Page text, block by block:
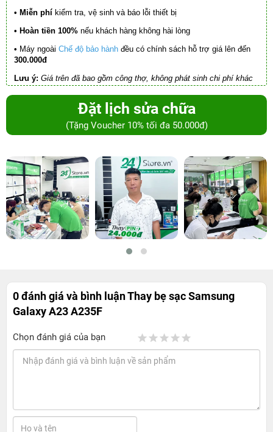
• Miễn phí kiểm tra, vệ sinh và báo lỗi thiết bị
• Hoàn tiền 100% nếu khách hàng không hài lòng
• Máy ngoài Chế độ bảo hành đều có chính sách hỗ trợ giá lên đến
300.000đ
Lưu ý: Giá trên đã bao gồm công thợ, không phát sinh chi phí khác
Đặt lịch sửa chữa
(Tặng Voucher 10% tối đa 50.000đ)
0 đánh giá và bình luậnThay bẹ sạc Samsung
Galaxy A23 A235F
Chọn đánh giá của bạn